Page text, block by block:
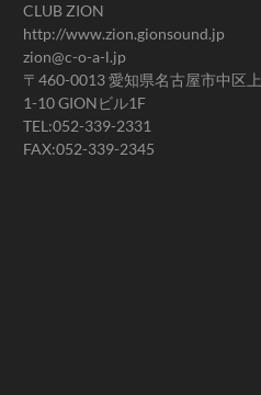
CLUB ZION
http://www.zion.gionsound.jp
zion@c-o-a-l.jp
〒460-0013 愛知県名古屋市中区
1-10 GIONビル1F
TEL:052-339-2331
FAX:052-339-2345